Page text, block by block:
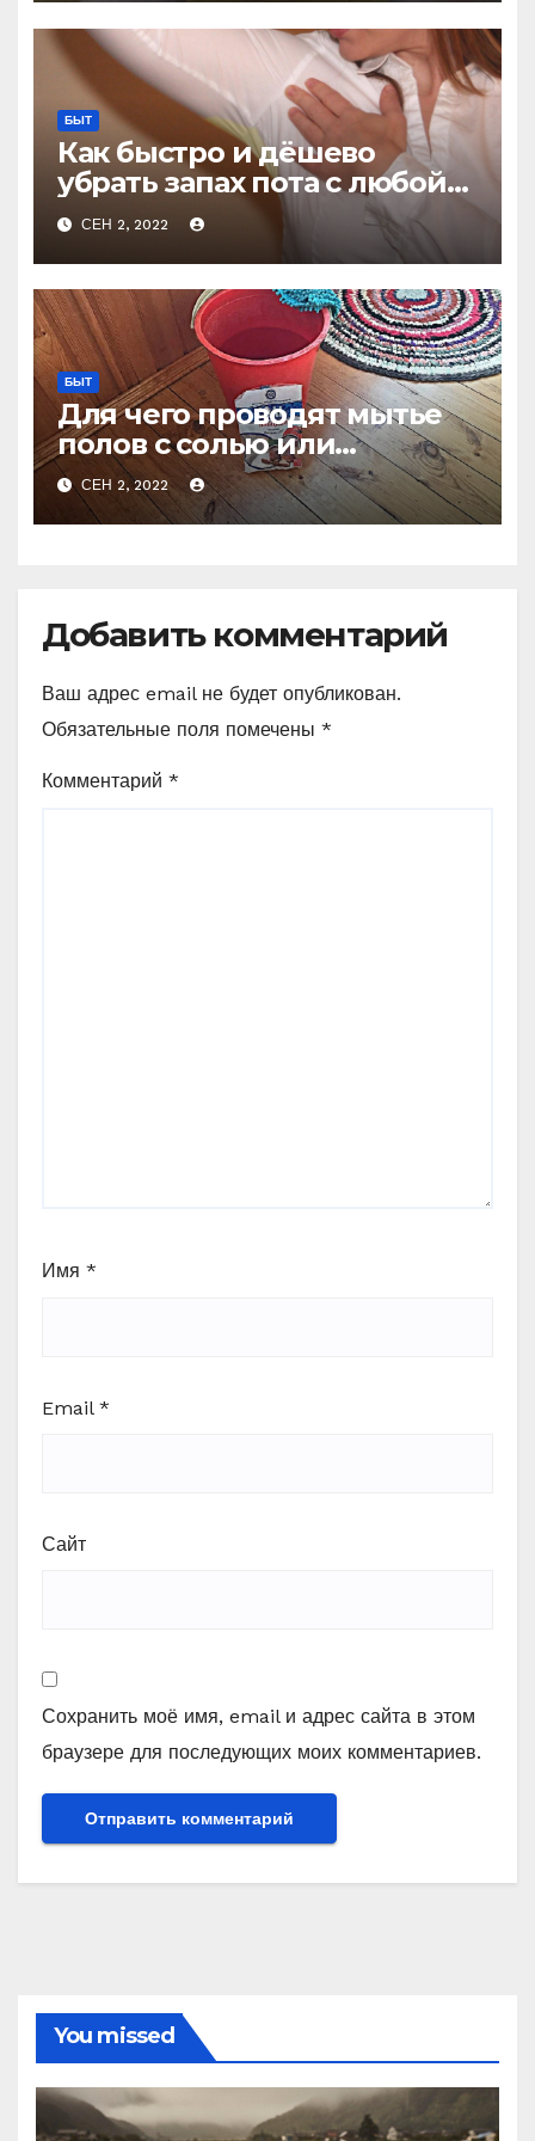
БЫТ
Как быстро и дёшево
убрать запах пота с любой
одежды не стирая
СЕН 2, 2022
БЫТ
Для чего проводят мытье
полов с солью или
очевидное — невероятное
СЕН 2, 2022
Добавить комментарий
Ваш адрес email не будет опубликован.
Обязательные поля помечены *
Комментарий *
Имя *
Email *
Сайт
Сохранить моё имя, email и адрес сайта в этом
браузере для последующих моих комментариев.
You missed